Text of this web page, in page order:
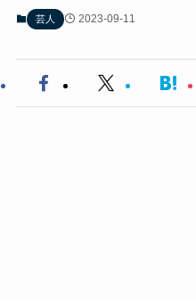
芸人 2023-09-11